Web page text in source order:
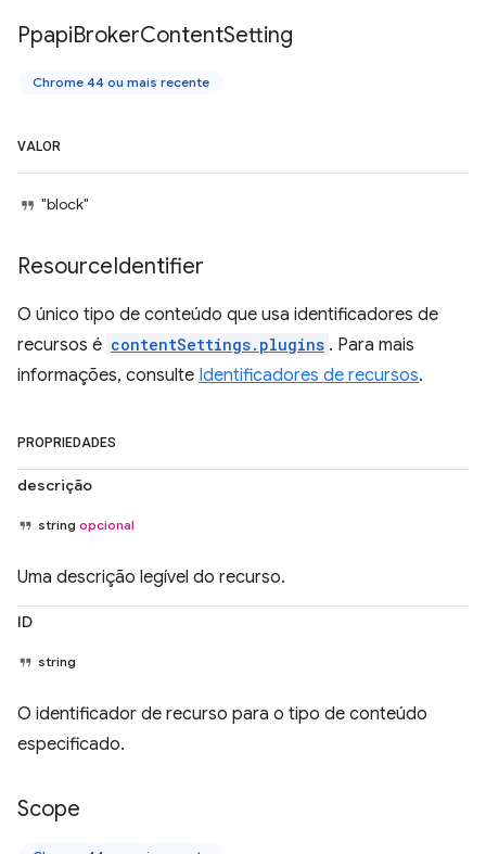
PpapiBrokerContentSetting
Chrome 44 ou mais recente
VALOR
"block"
ResourceIdentifier
O único tipo de conteúdo que usa identificadores de
recursos é contentSettings.plugins . Para mais
informações, consulte Identificadores de recursos.
PROPRIEDADES
descrição
string opcional
Uma descrição legível do recurso.
ID
string
O identificador de recurso para o tipo de conteúdo
especificado.
Scope